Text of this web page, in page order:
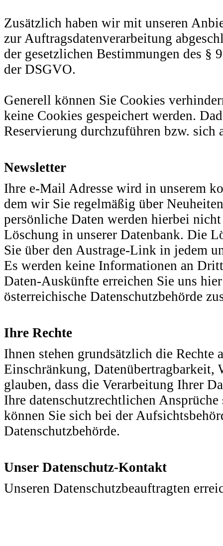
Zusätzlich haben wir mit unseren
zur Auftragsdatenverarbeitung
der gesetzlichen Bestimmungen des
der DSGVO.
Generell können Sie Cookies
keine Cookies gespeichert werden.
Reservierung durchzuführen bzw. sich
Newsletter
Ihre e-Mail Adresse wird in unserem
dem wir Sie regelmäßig über
persönliche Daten werden hierbei
Löschung in unserer Datenbank. Die
Sie über den Austrage-Link in jedem
Es werden keine Informationen an
Daten-Auskünfte erreichen Sie uns
österreichische Datenschutzbehörde
Ihre Rechte
Ihnen stehen grundsätzlich die
Einschränkung, Datenübertragbarkeit,
glauben, dass die Verarbeitung Ihrer
Ihre datenschutzrechtlichen
können Sie sich bei der
Datenschutzbehörde.
Unser Datenschutz-Kontakt
Unseren Datenschutzbeauftragten